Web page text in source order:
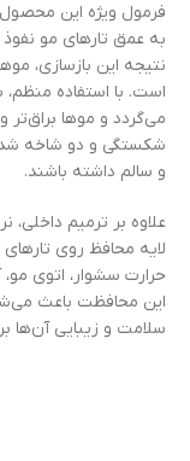
فرمول ویژه این محصول
به عمق تارهای مو
نتیجه این بازسازی،
است. با استفاده
می‌گردد و موها
شکستگی و دو شاخه
و سالم داشته باشند.
علاوه بر ترمیم
لایه محافظ روی
حرارت سشوار، اتوی
این محافظت باعث
سلامت و زیبایی آن‌ها